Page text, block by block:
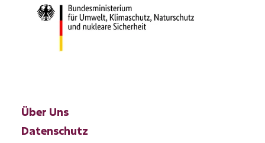
Über Uns
Datenschutz